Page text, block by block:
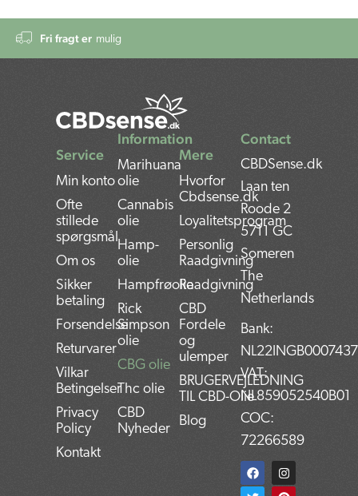
Fri fragt er mulig
Contact
CBDSense.dk
Laan ten
Roode 2
5711 GC
Someren
The
Netherlands
Bank:
VAT:
NL859052540B01
COC:
72266589
F
a
c
I
n
s
T
w
i
P
i
n
L
i
n
Service
Min konto
Ofte
stillede
spørgsmål
Om os
Sikker
betaling
Forsendelse
Returvarer
Vilkar
Betingelser
Privacy
Policy
Kontakt
Information
Marihuana
olie
Cannabis
olie
Hamp-
olie
Hampfrøolie
Rick
Simpson
olie
CBG olie
Thc olie
CBD
Nyheder
Mere
Hvorfor
Cbdsense.dk
Loyalitetsprogram
Personlig
Raadgivning
Raadgivning
CBD
Fordele
og
ulemper
BRUGERVEJLEDNING
TIL CBD-Olie
Blog